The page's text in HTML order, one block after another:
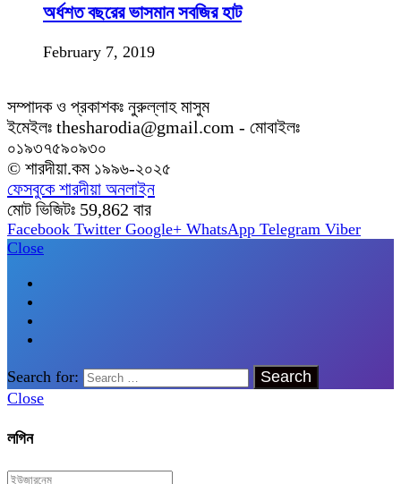
অর্ধশত বছরের ভাসমান সবজির হাট
February 7, 2019
সম্পাদক ও প্রকাশকঃ নুরুল্লাহ মাসুম
ইমেইলঃ thesharodia@gmail.com - মোবাইলঃ
০১৯৩৭৫৯০৯৩০
© শারদীয়া.কম ১৯৯৬-২০২৫
ফেসবুকে শারদীয়া অনলাইন
মোট ভিজিটঃ 59,862 বার
Facebook Twitter Google+ WhatsApp Telegram Viber
Close
Search for:
Close
লগিন